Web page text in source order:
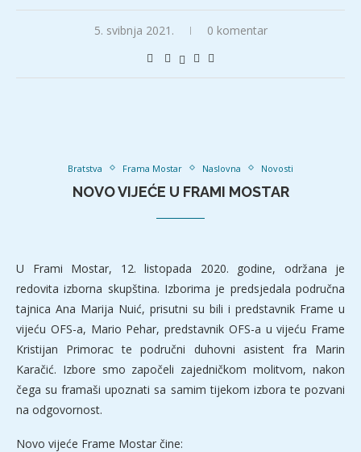
5. svibnja 2021. 0 komentar
Bratstva Frama Mostar Naslovna Novosti
NOVO VIJEĆE U FRAMI MOSTAR
U Frami Mostar, 12. listopada 2020. godine, održana je
redovita izborna skupština. Izborima je predsjedala područna
tajnica Ana Marija Nuić, prisutni su bili i predstavnik Frame u
vijeću OFS-a, Mario Pehar, predstavnik OFS-a u vijeću Frame
Kristijan Primorac te područni duhovni asistent fra Marin
Karačić. Izbore smo započeli zajedničkom molitvom, nakon
čega su framaši upoznati sa samim tijekom izbora te pozvani
na odgovornost.
Novo vijeće Frame Mostar čine: